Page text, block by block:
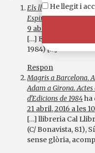
Els llibres més
Espirafocs) |
9 abril, 2016 a les
[…] Els dies sense
1984) […]
Respon
Magris a Barcelona,
Adam a Girona. Actes
d'Edicions de 1984ha
21 abril, 2016 a les
[…] llibreria Cal
(C/ Bonavista, 81),
sense glòria,
He llegit i